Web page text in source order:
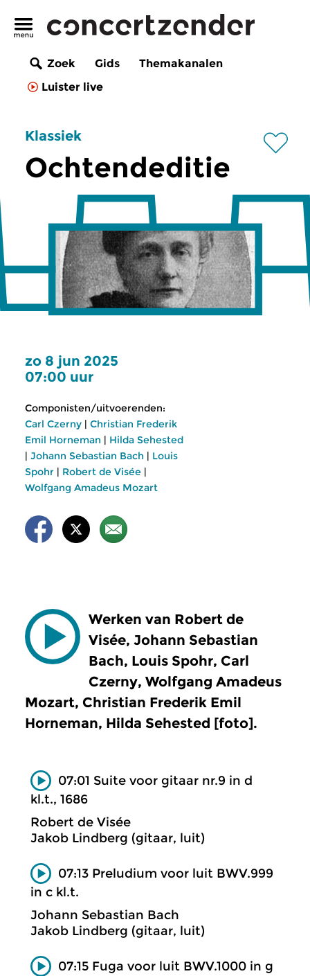
Zoek Gids
Themakanalen
Luister live
Klassiek
Ochtendeditie
zo 8 jun 2025
07:00 uur
Componisten/uitvoerenden:
Carl Czerny | Christian Frederik
Emil Horneman | Hilda Sehested
| Johann Sebastian Bach | Louis
Spohr | Robert de Visée |
Wolfgang Amadeus Mozart
Werken van Robert de
Visée, Johann Sebastian
Bach, Louis Spohr, Carl
Czerny, Wolfgang Amadeus
Mozart, Christian Frederik Emil
Horneman, Hilda Sehested [foto].
07:01 Suite voor gitaar nr.9 in d
kl.t., 1686
Robert de Visée
Jakob Lindberg (gitaar, luit)
07:13 Preludium voor luit BWV.999
in c kl.t.
Johann Sebastian Bach
Jakob Lindberg (gitaar, luit)
07:15 Fuga voor luit BWV.1000 in g